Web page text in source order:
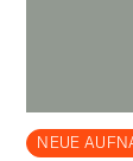
NEUE